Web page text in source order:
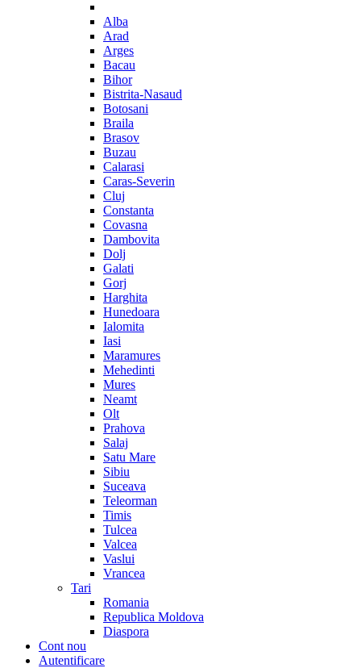
Alba
Arad
Arges
Bacau
Bihor
Bistrita-Nasaud
Botosani
Braila
Brasov
Buzau
Calarasi
Caras-Severin
Cluj
Constanta
Covasna
Dambovita
Dolj
Galati
Gorj
Harghita
Hunedoara
Ialomita
Iasi
Maramures
Mehedinti
Mures
Neamt
Olt
Prahova
Salaj
Satu Mare
Sibiu
Suceava
Teleorman
Timis
Tulcea
Valcea
Vaslui
Vrancea
Tari
Romania
Republica Moldova
Diaspora
Cont nou
Autentificare